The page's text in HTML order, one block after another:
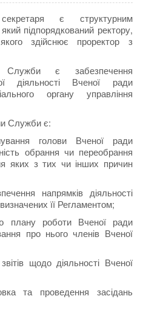
є структурним
підпорядкований ректору,
здійснює проректор з
Служби є забезпечення
діяльності Вченої ради
органу управління
Служби є:
голови Вченої ради
обрання чи переобрання
яких з тих чи інших причин
напрямків діяльності
її Регламентом;
плану роботи Вченої ради
про нього членів Вченої
щодо діяльності Вченої
та проведення засідань